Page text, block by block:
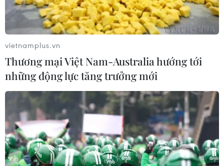
Phó Tổng Biên tập: NGUYỄN THỊ TÁM, KHÚC THANH
THỦY
Sở hữu trí tuệ
RSS
Hỗ trợ
Ngôn ngữ
TTXVN
Dịch vụ tin
Quảng cáo
Liên hệ
vietnamplus.vn
Thương mại Việt Nam-Australia hướng tới
những động lực tăng trưởng mới